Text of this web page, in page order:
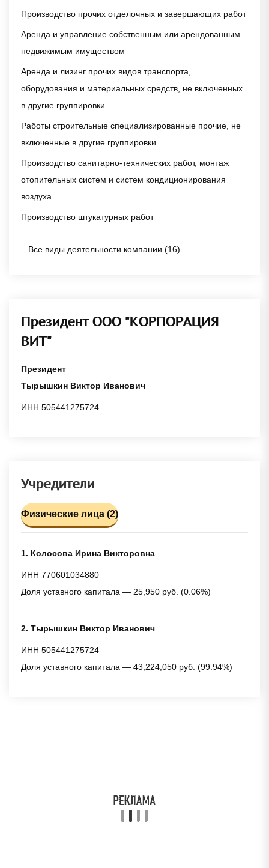
Производство прочих отделочных и завершающих работ
Аренда и управление собственным или арендованным
недвижимым имуществом
Аренда и лизинг прочих видов транспорта,
оборудования и материальных средств, не включенных
в другие группировки
Работы строительные специализированные прочие, не
включенные в другие группировки
Производство санитарно-технических работ, монтаж
отопительных систем и систем кондиционирования
воздуха
Производство штукатурных работ
Все виды деятельности компании (16)
Президент ООО "КОРПОРАЦИЯ
ВИТ"
Президент
Тырышкин Виктор Иванович
ИНН 505441275724
Учредители
Физические лица (2)
1. Колосова Ирина Викторовна
ИНН 770601034880
Доля уставного капитала — 25,950 руб. (0.06%)
2. Тырышкин Виктор Иванович
ИНН 505441275724
Доля уставного капитала — 43,224,050 руб. (99.94%)